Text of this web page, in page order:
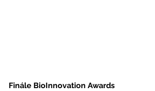
Finále BioInnovation Awards